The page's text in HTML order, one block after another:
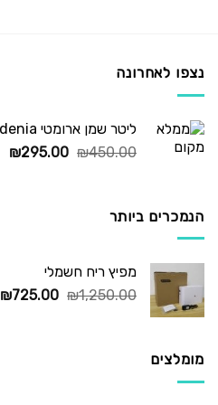
נצפו לאחרונה
ליטר שמן ארומטי Gardenia למפיץ ריח
₪450.00
המחיר
₪295.00
הנמכרים ביותר
מפיץ ריח חשמלי
₪1,250.00
המחיר
₪725.00
מומלצים